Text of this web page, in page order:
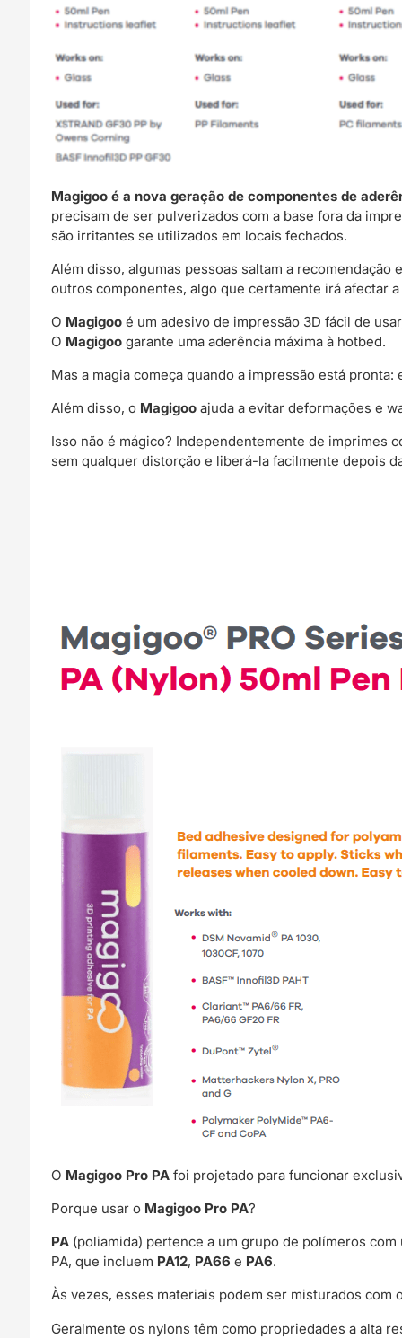
Magigoo é a nova geração de componentes de
precisam de ser pulverizados com a base fora da
são irritantes se utilizados em locais fechados.
Além disso, algumas pessoas saltam a
outros componentes, algo que certamente irá afectar
O Magigoo é um adesivo de impressão 3D fácil de
O Magigoo garante uma aderência máxima à hotbed.
Mas a magia começa quando a impressão está
Além disso, o Magigoo ajuda a evitar deformações e
Isso não é mágico? Independentemente de imprimes
sem qualquer distorção e liberá-la facilmente depois
O Magigoo Pro PA foi projetado para funcionar
Porque usar o Magigoo Pro PA?
PA (poliamida) pertence a um grupo de polímeros
PA, que incluem PA12, PA66 e PA6.
Às vezes, esses materiais podem ser misturados
Geralmente os nylons têm como propriedades a alta